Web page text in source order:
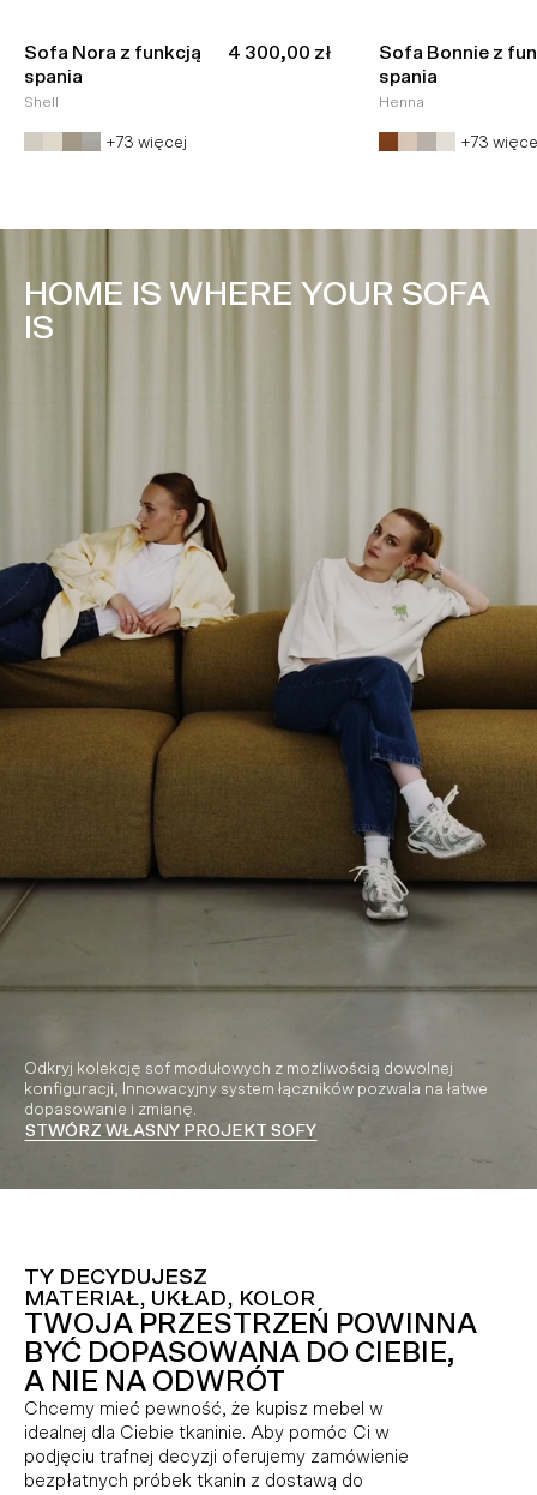
Sofa Nora z funkcją
spania
Cena promocyjna
4 300,00 zł
Shell
+73 więcej
Sofa Bonnie z
spania
Henna
+73
HOME IS WHERE YOUR SOFA
IS
Odkryj kolekcję sof modułowych z możliwością dowolnej
konfiguracji, Innowacyjny system łączników pozwala na łatwe
dopasowanie i zmianę.
STWÓRZ WŁASNY PROJEKT SOFY
TY DECYDUJESZ
MATERIAŁ, UKŁAD, KOLOR
TWOJA PRZESTRZEŃ POWINNA
BYĆ DOPASOWANA DO CIEBIE,
A NIE NA ODWRÓT
Chcemy mieć pewność, że kupisz mebel w
idealnej dla Ciebie tkaninie. Aby pomóc Ci w
podjęciu trafnej decyzji oferujemy zamówienie
bezpłatnych próbek tkanin z dostawą do